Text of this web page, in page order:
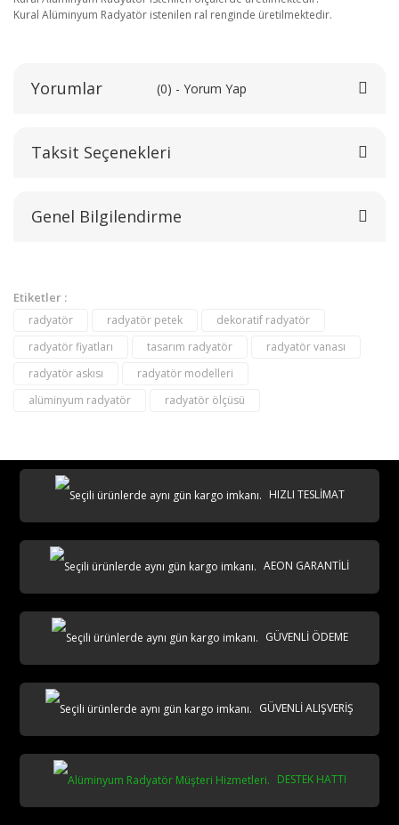
Kural Alüminyum Radyatör istenilen ral renginde üretilmektedir.
Yorumlar (0) - Yorum Yap
Bu ürüne ilk yorumu siz yapın!
Yorum Yaz
Taksit Seçenekleri
Genel Bilgilendirme
aks
Etiketler :
radyatör radyatör petek
dekoratif radyatör
radyatör fiyatları
tasarım radyatör
radyatör vanası
radyatör askısı
radyatör modelleri
alüminyum radyatör
radyatör ölçüsü
HIZLI TESLİMAT
AEON GARANTİLİ
GÜVENLİ ÖDEME
GÜVENLİ ALIŞVERİŞ
DESTEK HATTI